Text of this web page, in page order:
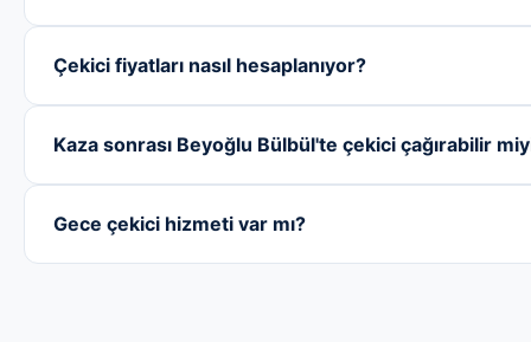
Çekici fiyatları nasıl hesaplanıyor?
Kaza sonrası Beyoğlu Bülbül'te çekici çağırabilir
Gece çekici hizmeti var mı?